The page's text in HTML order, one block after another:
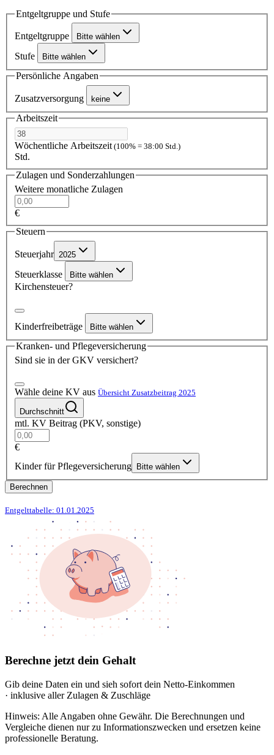
Entgeltgruppe und Stufe
Entgeltgruppe Bitte wählen
Stufe Bitte wählen
Persönliche Angaben
Zusatzversorgung keine
Arbeitszeit
Wöchentliche Arbeitszeit (100% = 38:00 Std.)
Std.
Zulagen und Sonderzahlungen
Weitere monatliche Zulagen
€
Steuern
Steuerjahr 2025
Steuerklasse Bitte wählen
Kirchensteuer?
Kinderfreibeträge Bitte wählen
Kranken- und Pflegeversicherung
Sind sie in der GKV versichert?
Wähle deine KV aus Übersicht Zusatzbeitrag 2025
Durchschnitt
mtl. KV Beitrag (PKV, sonstige)
€
Kinder für Pflegeversicherung
Bitte wählen
Berechnen
Entgelttabelle: 01.01.2025
Berechne jetzt dein Gehalt
Gib deine Daten ein und sieh sofort dein Netto-Einkommen
· inklusive aller Zulagen & Zuschläge
Hinweis: Alle Angaben ohne Gewähr. Die Berechnungen und
Vergleiche dienen nur zu Informationszwecken und ersetzen keine
professionelle Beratung.